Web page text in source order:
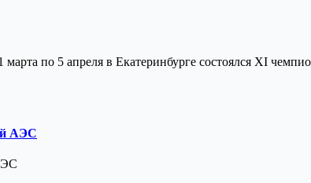
по 5 апреля в Екатеринбурге состоялся XI
АЭС